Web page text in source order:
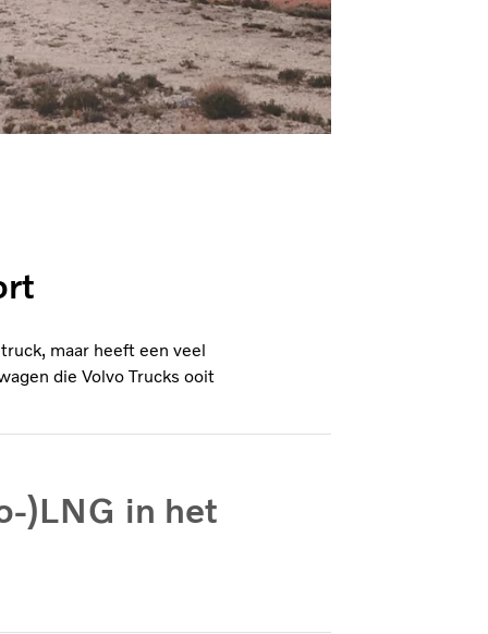
maar heeft een veel
die Volvo Trucks ooit
)LNG in het